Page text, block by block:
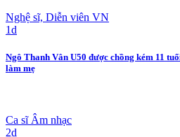
Nghệ sĩ, Diễn viên VN
1d
Ngô Thanh Vân U50 được chồng kém 11
làm mẹ
Ca sĩ Âm nhạc
2d